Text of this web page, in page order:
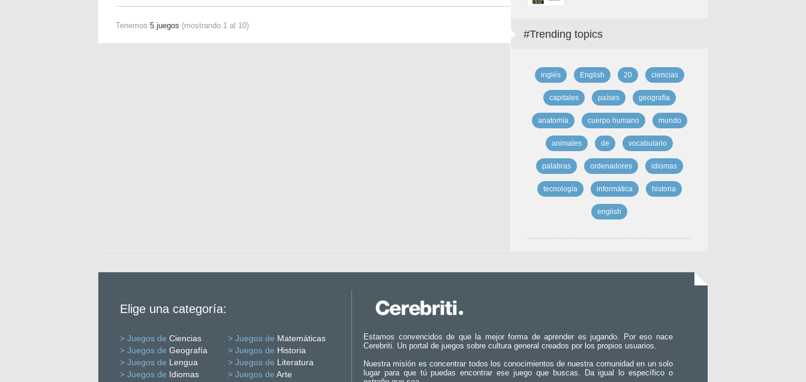
Tenemos 5 juegos (mostrando 1 al 10)
#Trending topics
inglés English 20 ciencias
capitales países geografía
anatomía cuerpo humano mundo
animales de vocabulario
palabras ordenadores idiomas
tecnología informática historia
english
Elige una categoría:
> Juegos de Ciencias > Juegos de Matemáticas
> Juegos de Geografía > Juegos de Historia
> Juegos de Lengua > Juegos de Literatura
> Juegos de Idiomas > Juegos de Arte
Estamos convencidos de que la mejor forma de aprender es jugando. Por eso nace
Cerebriti. Un portal de juegos sobre cultura general creados por los propios usuarios.
Nuestra misión es concentrar todos los conocimientos de nuestra comunidad en un solo
lugar para que tú puedas encontrar ese juego que buscas. Da igual lo específico o